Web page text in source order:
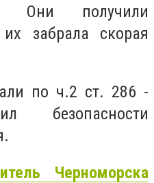
Они получили
забрала скорая
по ч.2 ст. 286 -
безопасности
Черноморска